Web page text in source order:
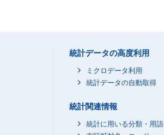
統計データの高度利用
ミクロデータ利用
統計データの自動取得
統計関連情報
統計に用いる分類・用語